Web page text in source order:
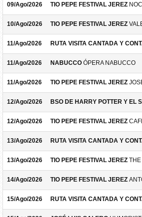
09/Ago/2026 TIO PEPE FESTIVAL JEREZ
10/Ago/2026 TIO PEPE FESTIVAL JEREZ
11/Ago/2026 RUTA VISITA CANTADA Y
11/Ago/2026 NABUCCO ÓPERA NABUCCO
11/Ago/2026 TIO PEPE FESTIVAL JEREZ
12/Ago/2026 BSO DE HARRY POTTER Y EL
12/Ago/2026 TIO PEPE FESTIVAL JEREZ
13/Ago/2026 RUTA VISITA CANTADA Y
13/Ago/2026 TIO PEPE FESTIVAL JEREZ
14/Ago/2026 TIO PEPE FESTIVAL JEREZ
15/Ago/2026 RUTA VISITA CANTADA Y